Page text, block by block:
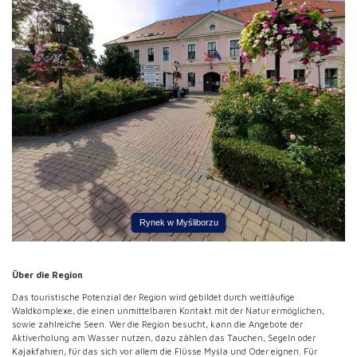
Rynek w Myśliborzu
Über die Region
Das touristische Potenzial der Region wird gebildet durch weitläufige
Waldkomplexe, die einen unmittelbaren Kontakt mit der Natur ermöglichen,
sowie zahlreiche Seen. Wer die Region besucht, kann die Angebote der
Aktiverholung am Wasser nutzen, dazu zählen das Tauchen, Segeln oder
Kajakfahren, für das sich vor allem die Flüsse Myśla und Oder eignen. Für